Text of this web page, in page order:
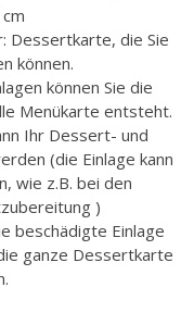
Dessertkarte, die Sie
können.
können Sie die
Menükarte entsteht.
Ihr Dessert- und
(die Einlage kann
wie z.B. bei den
)
beschädigte Einlage
ganze Dessertkarte